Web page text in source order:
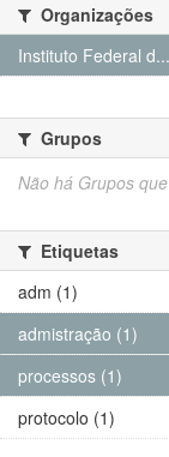
Organizações
Instituto Federal
Grupos
Não há Grupos
Etiquetas
adm (1)
admistração (1)
processos (1)
protocolo (1)